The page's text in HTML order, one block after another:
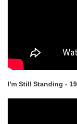
I'm Still Standing -